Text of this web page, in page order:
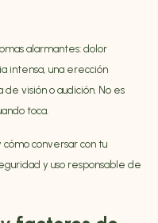
alarmantes: dolor
intensa, una erección
visión o audición. No es
toca.
conversar con tu
y uso responsable de